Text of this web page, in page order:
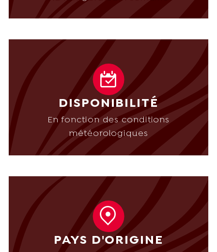
DISPONIBILITÉ
En fonction des conditions
météorologiques
PAYS D'ORIGINE